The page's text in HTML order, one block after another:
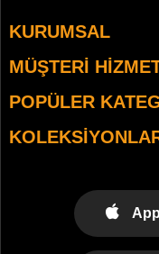
KURUMSAL
MÜŞTERI
POPÜLER